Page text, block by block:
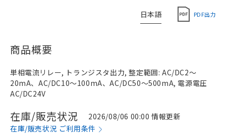
日本語 PDF出力
商品概要
単相電流リレー, トランジスタ出力, 整定範囲: AC/DC2～
20mA、AC/DC10～100mA、AC/DC50～500mA, 電源電圧
AC/DC24V
在庫/販売状況
2026/08/06 00:00 情報更新
在庫/販売状況 ご利用条件